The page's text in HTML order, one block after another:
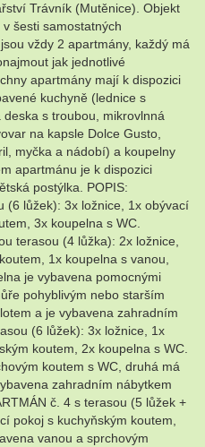
Trávník (Mutěnice). Objekt
šesti samostatných
vždy 2 apartmány, každý má
jak jednotlivé
apartmány mají k dispozici
kuchyně (lednice s
s troubou, mikrovlnná
na kapsle Dolce Gusto,
myčka a nádobí) a koupelny
apartmánu je k dispozici
postýlka. POPIS:
(6 lůžek): 3x ložnice, 1x obývací
3x koupelna s WC.
terasou (4 lůžka): 2x ložnice,
1x koupelna s vanou,
je vybavena pomocnými
pohyblivým nebo starším
a je vybavena zahradním
(6 lůžek): 3x ložnice, 1x
koutem, 2x koupelna s WC.
koutem s WC, druhá má
zahradním nábytkem
č. 4 s terasou (5 lůžek +
pokoj s kuchyňským koutem,
vanou a sprchovým